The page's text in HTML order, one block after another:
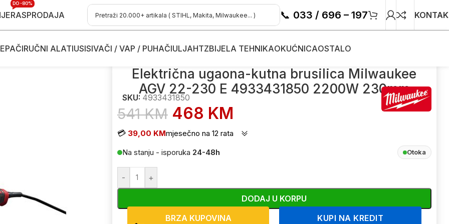
RASPRODAJA
DO -80%
📞 033 / 696 – 197
RUČNI ALATIUSISIVAČI / VAP / PUHAČIULJAHTZBIJELA TEHNIKAOKUĆNICAOSTALO
ugaone - kutne brusilice Električna ugaona-kutna brusilica Milwaukee AGV 22-230 E 4933431850 2200W 230mm
Električna ugaona-kutna brusilica Milwaukee
AGV 22-230 E 4933431850 2200W 230mm
SKU: 4933431850
541KM 468 KM
💳 39,00 KMmjesečno na 12 rata
Na stanju - isporuka 24-48h Otoka
- +
DODAJ U KORPU
BRZA KUPOVINA
KUPI NA KREDIT